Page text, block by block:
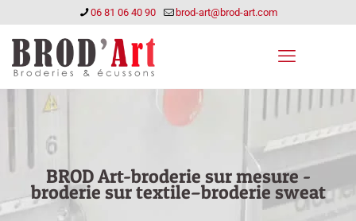
06 81 06 40 90 brod-art@brod-art.com
BROD Art-broderie sur mesure -
broderie sur textile–broderie sweat